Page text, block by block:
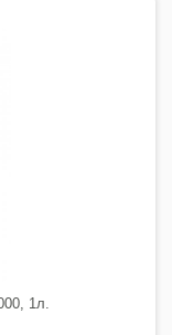
1л.